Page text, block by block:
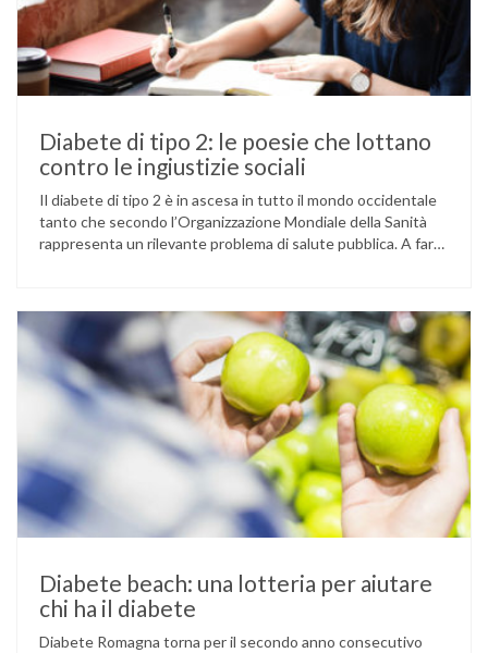
Diabete di tipo 2: le poesie che lottano
contro le ingiustizie sociali
Il diabete di tipo 2 è in ascesa in tutto il mondo occidentale
tanto che secondo l’Organizzazione Mondiale della Sanità
rappresenta un rilevante problema di salute pubblica. A fare
che la salute non è esclusivamente un problema individuale
Diabete beach: una lotteria per aiutare
chi ha il diabete
Diabete Romagna torna per il secondo anno consecutivo